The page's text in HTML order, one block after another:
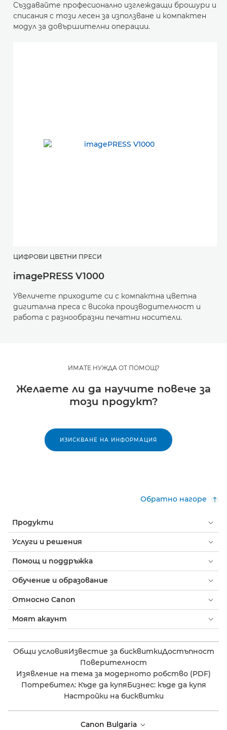
Създавайте професионално изглеждащи брошури и
списания с този лесен за използване и компактен
модул за довършителни операции.
ЦИФРОВИ ЦВЕТНИ ПРЕСИ
imagePRESS V1000
Увеличете приходите си с компактна цветна
дигитална преса с висока производителност и
работа с разнообразни печатни носители.
ИМАТЕ НУЖДА ОТ ПОМОЩ?
Желаете ли да научите повече за
този продукт?
ИЗИСКВАНЕ НА ИНФОРМАЦИЯ
Обратно нагоре
Продукти
Услуги и решения
Помощ и поддръжка
Обучение и образование
Относно Canon
Моят акаунт
Общи условияИзвестие за бисквиткиДостъпност
Поверителност
Изявление на тема за модерното робство (PDF)
Потребител: Къде да купяБизнес: къде да купя
Настройки на бисквитки
Canon Bulgaria